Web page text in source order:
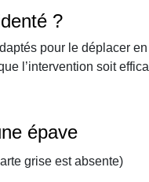
?
pour le déplacer
l’intervention soit
épave
grise est absente)